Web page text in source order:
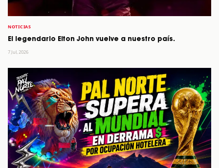
NOTICIAS
El legendario Elton John vuelve a nuestro país.
7 Jul, 2026